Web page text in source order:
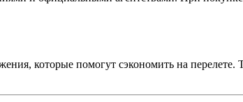
которые помогут сэкономить на